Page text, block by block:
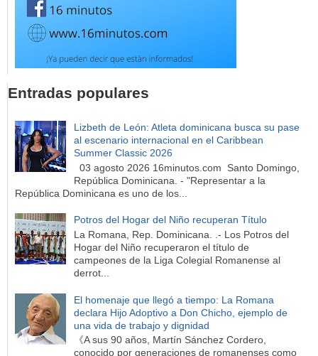
Entradas populares
Lizbeth de León: Atleta dominicana busca su pase
al escenario internacional en el Caribbean
Summer Classic 2026
03 agosto 2026 16minutos.com Santo Domingo,
República Dominicana. - "Representar a la
República Dominicana es uno de los...
Potros del Hogar del Niño recuperan Título
La Romana, Rep. Dominicana. .- Los Potros del
Hogar del Niño recuperaron el título de
campeones de la Liga Colegial Romanense al
derrot...
El homenaje que llegó a tiempo: La Romana
declara Hijo Adoptivo a Don Chicho, ejemplo de
una vida de trabajo y dignidad
《A sus 90 años, Martín Sánchez Cordero,
conocido por generaciones de romanenses como